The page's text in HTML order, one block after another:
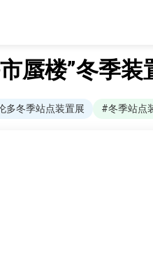
蜃楼”冬季
多冬季站点装置展 #冬季站点